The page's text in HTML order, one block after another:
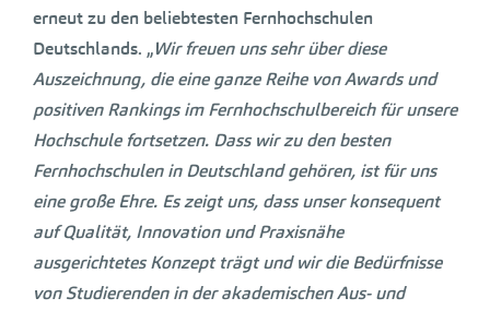
erneut zu den beliebtesten Fernhochschulen
Deutschlands. „Wir freuen uns sehr über diese
Auszeichnung, die eine ganze Reihe von Awards und
positiven Rankings im Fernhochschulbereich für unsere
Hochschule fortsetzen. Dass wir zu den besten
Fernhochschulen in Deutschland gehören, ist für uns
eine große Ehre. Es zeigt uns, dass unser konsequent
auf Qualität, Innovation und Praxisnähe
ausgerichtetes Konzept trägt und wir die Bedürfnisse
von Studierenden in der akademischen Aus- und